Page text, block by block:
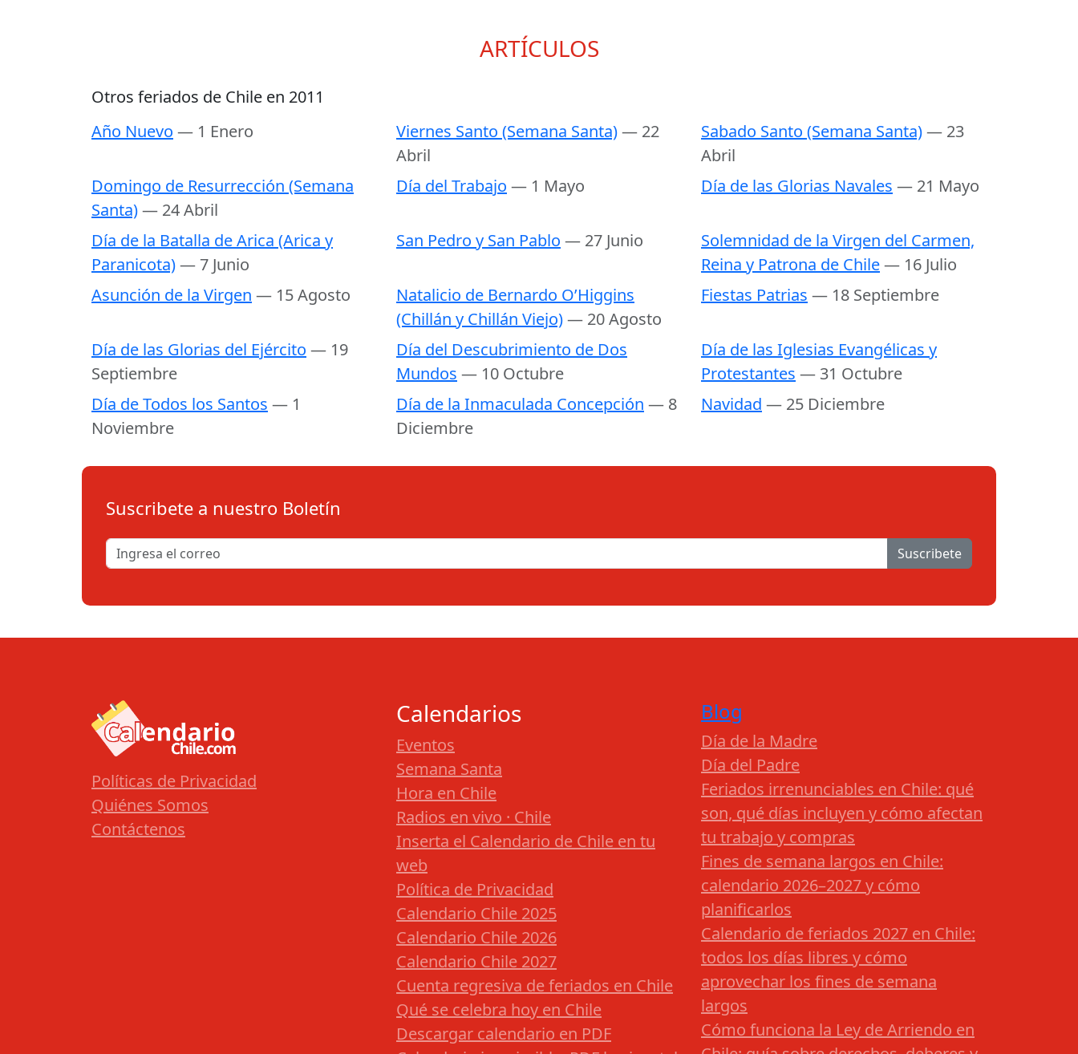
ARTÍCULOS
Otros feriados de Chile en 2011
Año Nuevo — 1 Enero Viernes Santo (Semana Santa)— 22
Abril
Sabado Santo (Semana Santa)— 23
Abril
Domingo de Resurrección (Semana
Santa)— 24 Abril
Día del Trabajo — 1 Mayo Día de las Glorias Navales — 21 Mayo
Día de la Batalla de Arica (Arica y
Paranicota)— 7 Junio
San Pedro y San Pablo — 27 Junio
Solemnidad de la Virgen del Carmen,
Reina y Patrona de Chile— 16 Julio
Asunción de la Virgen — 15 Agosto
Natalicio de Bernardo O’Higgins
(Chillán y Chillán Viejo)— 20 Agosto
Fiestas Patrias — 18 Septiembre
Día de las Glorias del Ejército — 19
Septiembre
Día del Descubrimiento de Dos
Mundos — 10 Octubre
Día de las Iglesias Evangélicas y
Protestantes — 31 Octubre
Día de Todos los Santos — 1
Noviembre
Día de la Inmaculada Concepción — 8
Diciembre
Navidad — 25 Diciembre
Suscribete a nuestro Boletín
Suscribete
Políticas de Privacidad
Quiénes Somos
Contáctenos
Calendarios
Eventos
Semana Santa
Hora en Chile
Radios en vivo · Chile
Inserta el Calendario de Chile en tu
web
Política de Privacidad
Calendario Chile 2025
Calendario Chile 2026
Calendario Chile 2027
Cuenta regresiva de feriados en Chile
Qué se celebra hoy en Chile
Descargar calendario en PDF
Blog
Día de la Madre
Día del Padre
Feriados irrenunciables en Chile: qué
son, qué días incluyen y cómo afectan
tu trabajo y compras
Fines de semana largos en Chile:
calendario 2026–2027 y cómo
planificarlos
Calendario de feriados 2027 en Chile:
todos los días libres y cómo
aprovechar los fines de semana
largos
Cómo funciona la Ley de Arriendo en